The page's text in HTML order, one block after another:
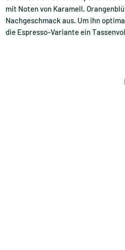
mit Noten von Karamell,
Nachgeschmack aus. Um ihn
die Espresso-Variante ein